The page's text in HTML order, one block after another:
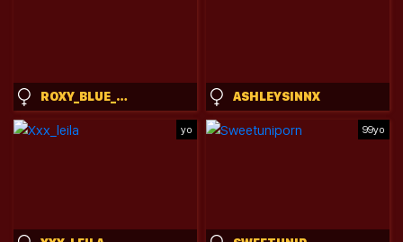
ROXY_BLUE_EYED_ ASHLEYSINNX
yo 99yo